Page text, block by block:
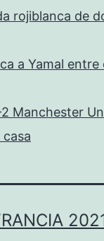
rojiblanca de
a Yamal
Manchester